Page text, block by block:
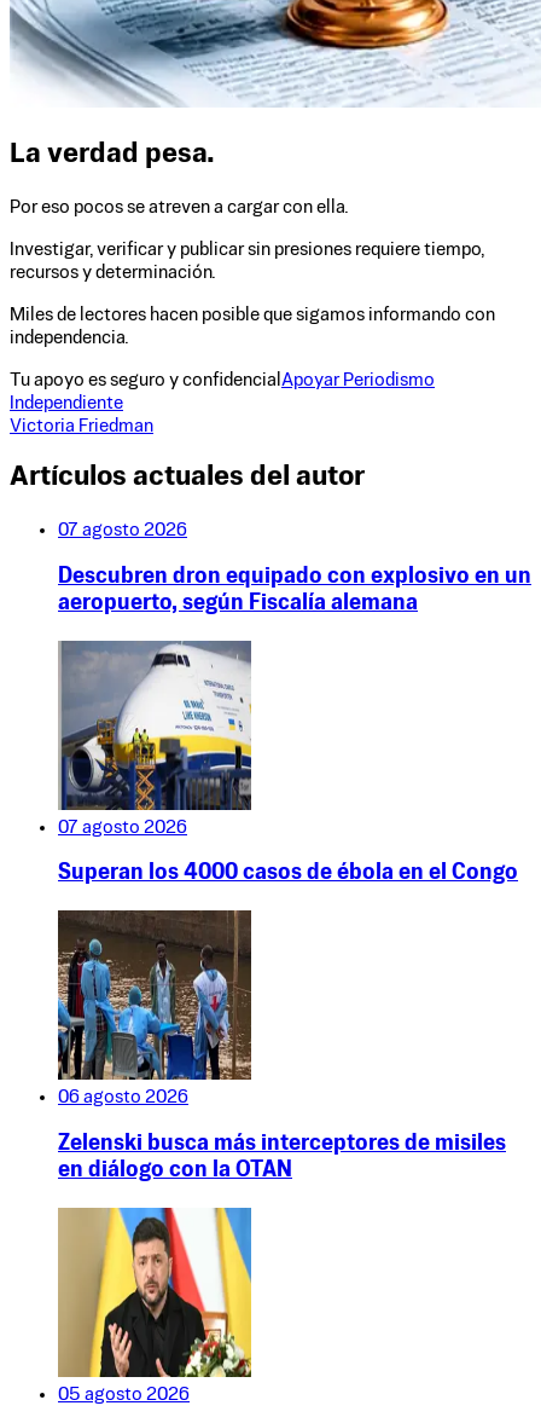
La verdad pesa.
Por eso pocos se atreven a cargar con ella.
Investigar, verificar y publicar sin presiones requiere tiempo,
recursos y determinación.
Miles de lectores hacen posible que sigamos informando con
independencia.
Tu apoyo es seguro y confidencial Apoyar Periodismo
Independiente
Victoria Friedman
Artículos actuales del autor
07 agosto 2026
Descubren dron equipado con explosivo en un
aeropuerto, según Fiscalía alemana
07 agosto 2026
Superan los 4000 casos de ébola en el Congo
06 agosto 2026
Zelenski busca más interceptores de misiles
en diálogo con la OTAN
05 agosto 2026